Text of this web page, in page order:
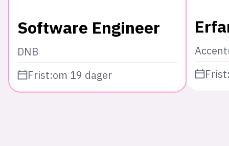
Software Engineer
DNB
Frist:om 19 dager